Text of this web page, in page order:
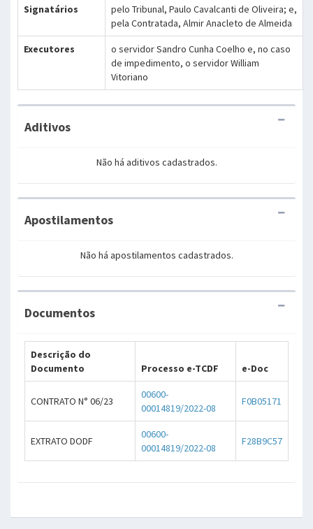
Signatários
pelo Tribunal, Paulo Cavalcanti de Oliveira; e,
pela Contratada, Almir Anacleto de Almeida
Executores
o servidor Sandro Cunha Coelho e, no caso
de impedimento, o servidor William
Vitoriano
Aditivos
Não há aditivos cadastrados.
Apostilamentos
Não há apostilamentos cadastrados.
Documentos
Descrição do
Documento
Processo e-TCDF e-Doc
CONTRATO N° 06/23
00600-
00014819/2022-08
F0B05171
EXTRATO DODF
00600-
00014819/2022-08
F28B9C57